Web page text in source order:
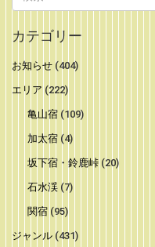
索:
カテゴリー
お知らせ (404)
エリア (222)
亀山宿(109)
加太宿(4)
坂下宿・鈴鹿峠(20)
石水渓(7)
関宿(95)
ジャンル (431)